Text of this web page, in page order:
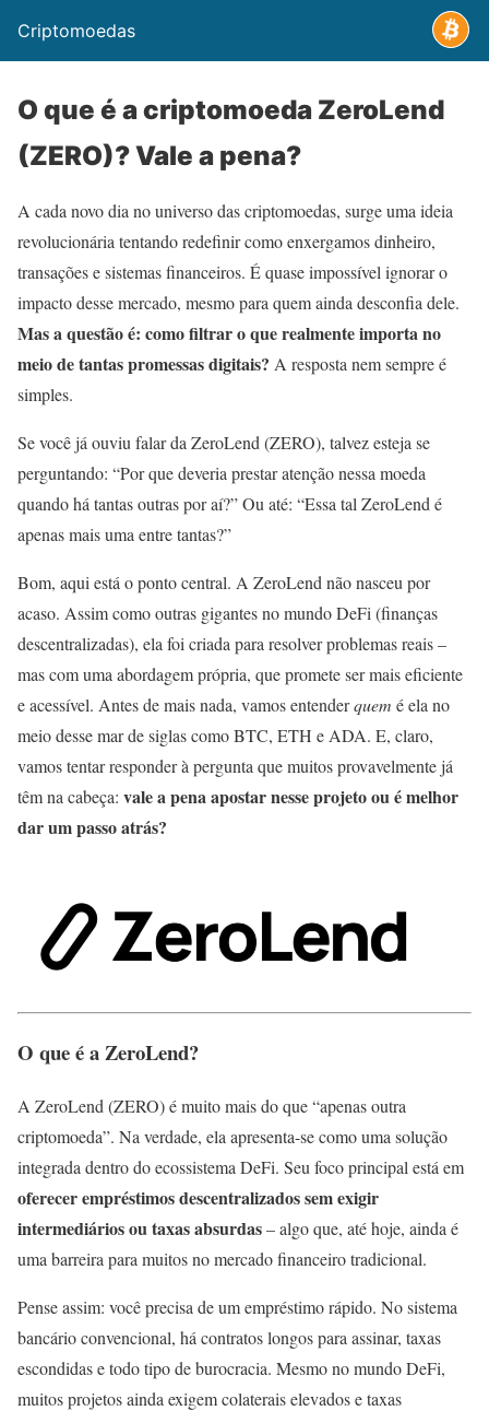
Criptomoedas
O que é a criptomoeda ZeroLend
(ZERO)? Vale a pena?
A cada novo dia no universo das criptomoedas, surge uma ideia
revolucionária tentando redefinir como enxergamos dinheiro,
transações e sistemas financeiros. É quase impossível ignorar o
impacto desse mercado, mesmo para quem ainda desconfia dele.
Mas a questão é: como filtrar o que realmente importa no
meio de tantas promessas digitais? A resposta nem sempre é
simples.
Se você já ouviu falar da ZeroLend (ZERO), talvez esteja se
perguntando: “Por que deveria prestar atenção nessa moeda
quando há tantas outras por aí?” Ou até: “Essa tal ZeroLend é
apenas mais uma entre tantas?”
Bom, aqui está o ponto central. A ZeroLend não nasceu por
acaso. Assim como outras gigantes no mundo DeFi (finanças
descentralizadas), ela foi criada para resolver problemas reais –
mas com uma abordagem própria, que promete ser mais eficiente
e acessível. Antes de mais nada, vamos entenderquem é ela no
meio desse mar de siglas como BTC, ETH e ADA. E, claro,
vamos tentar responder à pergunta que muitos provavelmente já
têm na cabeça: vale a pena apostar nesse projeto ou é melhor
dar um passo atrás?
O que é a ZeroLend?
A ZeroLend (ZERO) é muito mais do que “apenas outra
criptomoeda”. Na verdade, ela apresenta-se como uma solução
integrada dentro do ecossistema DeFi. Seu foco principal está em
oferecer empréstimos descentralizados sem exigir
intermediários ou taxas absurdas– algo que, até hoje, ainda é
uma barreira para muitos no mercado financeiro tradicional.
Pense assim: você precisa de um empréstimo rápido. No sistema
bancário convencional, há contratos longos para assinar, taxas
escondidas e todo tipo de burocracia. Mesmo no mundo DeFi,
muitos projetos ainda exigem colaterais elevados e taxas